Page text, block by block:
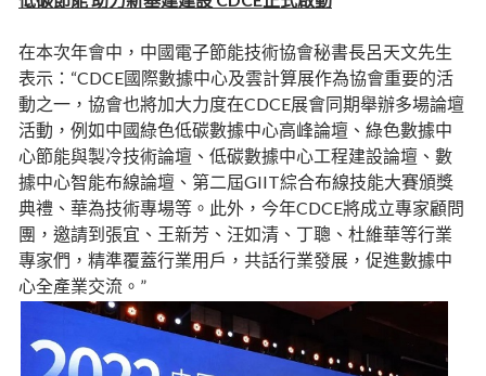
在本次年會中，中國電子節能技術協會秘書長呂天文先生
表示：“CDCE國際數據中心及雲計算展作為協會重要的活
動之一，協會也將加大力度在CDCE展會同期舉辦多場論壇
活動，例如中國綠色低碳數據中心高峰論壇、綠色數據中
心節能與製冷技術論壇、低碳數據中心工程建設論壇、數
據中心智能布線論壇、第二屆GIIT綜合布線技能大賽頒獎
典禮、華為技術專場等。此外，今年CDCE將成立專家顧問
團，邀請到張宜、王新芳、汪如清、丁聰、杜維華等行業
專家們，精準覆蓋行業用戶，共話行業發展，促進數據中
心全產業交流。”